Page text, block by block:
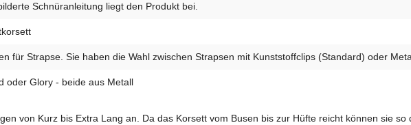
Schnüranleitung liegt den Produkt bei.
für Strapse. Sie haben die Wahl zwischen Strapsen mit Kunststoffclips (Standard) oder
oder Glory - beide aus Metall
von Kurz bis Extra Lang an. Da das Korsett vom Busen bis zur Hüfte reicht können sie